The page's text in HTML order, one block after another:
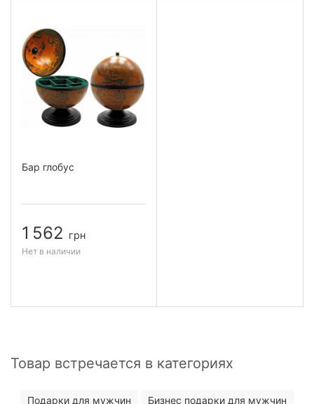
Бар глобус
1 562 грн
Нет в наличии
Товар встречается в категориях
Подарки для мужчин Бизнес подарки для мужчин